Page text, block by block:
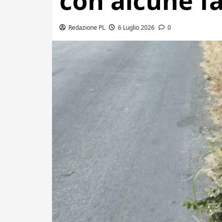
Redazione PL 6 Luglio 2026 0